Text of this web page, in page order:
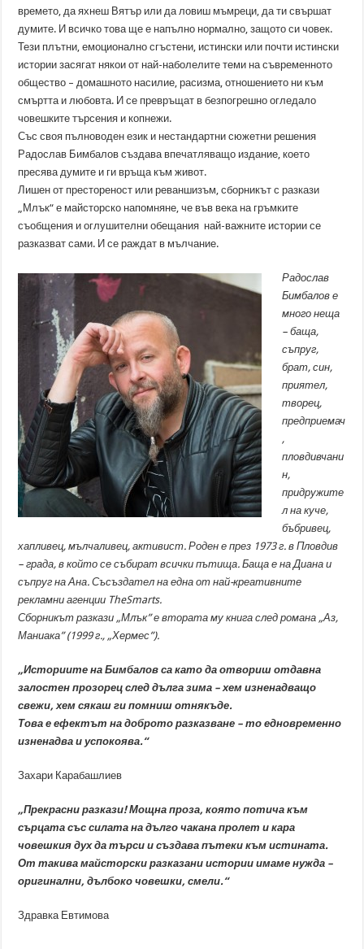
времето, да яхнеш Вятър или да ловиш мъмреци, да ти свършат
думите. И всичко това ще е напълно нормално, защото си човек.
Тези плътни, емоционално сгъстени, истински или почти истински
истории засягат някои от най-наболелите теми на съвременното
общество – домашното насилие, расизма, отношението ни към
смъртта и любовта. И се превръщат в безпогрешно огледало
човешките търсения и копнежи.
Със своя пълноводен език и нестандартни сюжетни решения
Радослав Бимбалов създава впечатляващо издание, което
пресява думите и ги връща към живот.
Лишен от престореност или реваншизъм, сборникът с разкази
„Млък“ е майсторско напомняне, че във века на гръмките
съобщения и оглушителни обещания най-важните истории се
разказват сами. И се раждат в мълчание.
Радослав
Бимбалов е
много неща
– баща,
съпруг,
брат, син,
приятел,
творец,
предприемач
,
пловдивчани
н,
придружите
л на куче,
бъбривец,
хапливец, мълчаливец, активист. Роден е през 1973 г. в Пловдив
– града, в който се събират всички пътища. Баща е на Диана и
съпруг на Ана. Съсъздател на една от най-креативните
рекламни агенции TheSmarts.
Сборникът разкази „Млък” е втората му книга след романа „Аз,
Маниака” (1999 г., „Хермес”).
„Историите на Бимбалов са като да отвориш отдавна
залостен прозорец след дълга зима – хем изненадващо
свежи, хем сякаш ги помниш отнякъде.
Това е ефектът на доброто разказване – то едновременно
изненадва и успокоява.“
Захари Карабашлиев
„Прекрасни разкази! Мощна проза, която потича към
сърцата със силата на дълго чакана пролет и кара
човешкия дух да търси и създава пътеки към истината.
От такива майсторски разказани истории имаме нужда –
оригинални, дълбоко човешки, смели.“
Здравка Евтимова